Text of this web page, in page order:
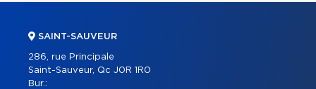
SAINT-SAUVEUR
286, rue Principale
Saint-Sauveur, Qc J0R 1R0
Bur.: